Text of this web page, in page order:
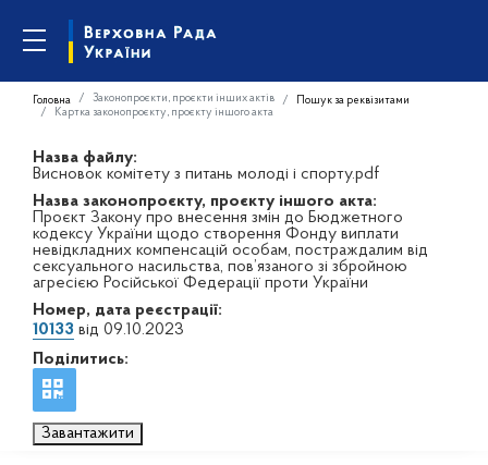
Головна Законопроєкти, проєкти інших актів
Пошук за реквізитами
Картка законопроєкту, проєкту іншого акта
Назва файлу:
Висновок комітету з питань молоді і спорту.pdf
Назва законопроєкту, проєкту іншого акта:
Проєкт Закону про внесення змін до Бюджетного
кодексу України щодо створення Фонду виплати
невідкладних компенсацій особам, постраждалим від
сексуального насильства, пов’язаного зі збройною
агресією Російської Федерації проти України
Номер, дата реєстрації:
10133 від 09.10.2023
Поділитись:
Завантажити